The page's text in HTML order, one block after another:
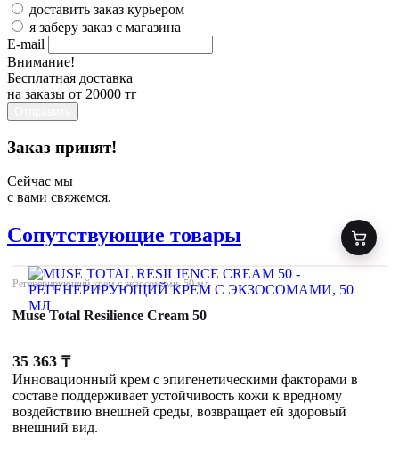
доставить заказ курьером
я заберу заказ с магазина
E-mail
Внимание!
Бесплатная доставка
на заказы от 20000 тг
Заказ принят!
Сейчас мы
с вами свяжемся.
Сопутствующие товары
Регенерирующий крем с экзосомами, 50 мл
Muse Total Resilience Cream 50
35 363 ₸
Инновационный крем с эпигенетическими факторами в
составе поддерживает устойчивость кожи к вредному
воздействию внешней среды, возвращает ей здоровый
внешний вид.